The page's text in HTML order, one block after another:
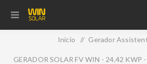
Início / Gerador
GERADOR SOLAR FV WIN - 24,42 KWP